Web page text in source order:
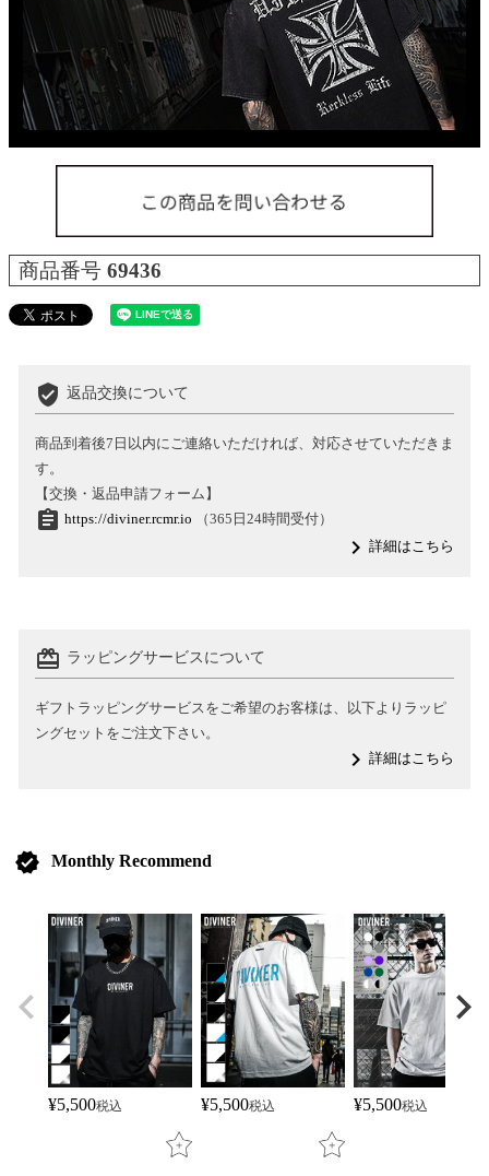
商品番号 69436
verified_user 返品交換について
商品到着後7日以内にご連絡いただければ、対応させていただきま
す。
【交換・返品申請フォーム】
assignment https://diviner.rcmr.io （365日24時間受付）
navigate_next詳細はこちら
card_giftcard ラッピングサービスについて
ギフトラッピングサービスをご希望のお客様は、以下よりラッピ
ングセットをご注文下さい。
navigate_next詳細はこちら
verified Monthly Recommend
¥5,500税込 ¥5,500税込 ¥5,500税込